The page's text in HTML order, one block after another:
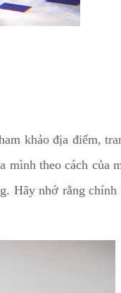
khảo địa điểm,
mình theo cách của
Hãy nhớ rằng